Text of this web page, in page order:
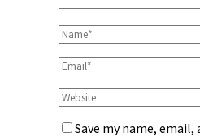
Save my name,